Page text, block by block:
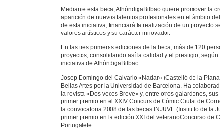
Mediante esta beca, AlhóndigaBilbao quiere promover la
aparición de nuevos talentos profesionales en el ámbito
de esta iniciativa, financiará la realización de un proyecto
valores artísticos y su carácter innovador.
En las tres primeras ediciones de la beca, más de 120
proyectos, consolidando así la calidad y el prestigio,
iniciativa de AlhóndigaBilbao.
Josep Domingo del Calvario «Nadar» (Castelló de la
Bellas Artes por la Universidad de Barcelona. Ha
la revista «Dos veces Breve» y, entre otros galardones,
primer premio en el XXIV Concurs de Còmic Ciutat de
la convocatoria 2008 de las becas INJUVE (Instituto de la
primer premio en la edición XXI del veteranoConcurso de
Portugalete.